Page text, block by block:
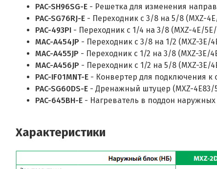
PAC-SH96SG-E - Решетка для изменения
PAC-SG76RJ-E - Переходник с 3/8 на 5/8 (MXZ-
PAC-493PI - Переходник с 1/4 на 3/8 (MXZ-4E/
MAC-A454JP - Переходник с 3/8 на 1/2 (MXZ-3E/
MAC-A455JP - Переходник с 1/2 на 3/8 (MXZ-3E/
MAC-A456JP - Переходник с 1/2 на 5/8 (MXZ-3E/
PAC-IF01MNT-E - Конвертер для подключения к
PAC-SG60DS-E - Дренажный штуцер (MXZ-4E83/
PAC-645BH-E - Нагреватель в поддон наружных
Характеристики